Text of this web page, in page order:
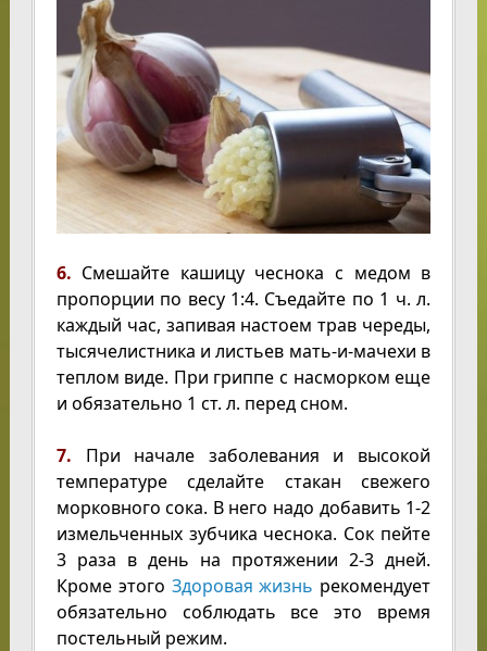
6. Смешайте кашицу чеснока с медом в
пропорции по весу 1:4. Съедайте по 1 ч. л.
каждый час, запивая настоем трав череды,
тысячелистника и листьев мать-и-мачехи в
теплом виде. При гриппе с насморком еще
и обязательно 1 ст. л. перед сном.
7.
При начале заболевания и высокой
температуре сделайте стакан свежего
морковного сока. В него надо добавить 1-2
измельченных зубчика чеснока. Сок пейте
3 раза в день на протяжении 2-3 дней.
Кроме этого Здоровая жизнь рекомендует
обязательно соблюдать все это время
постельный режим.